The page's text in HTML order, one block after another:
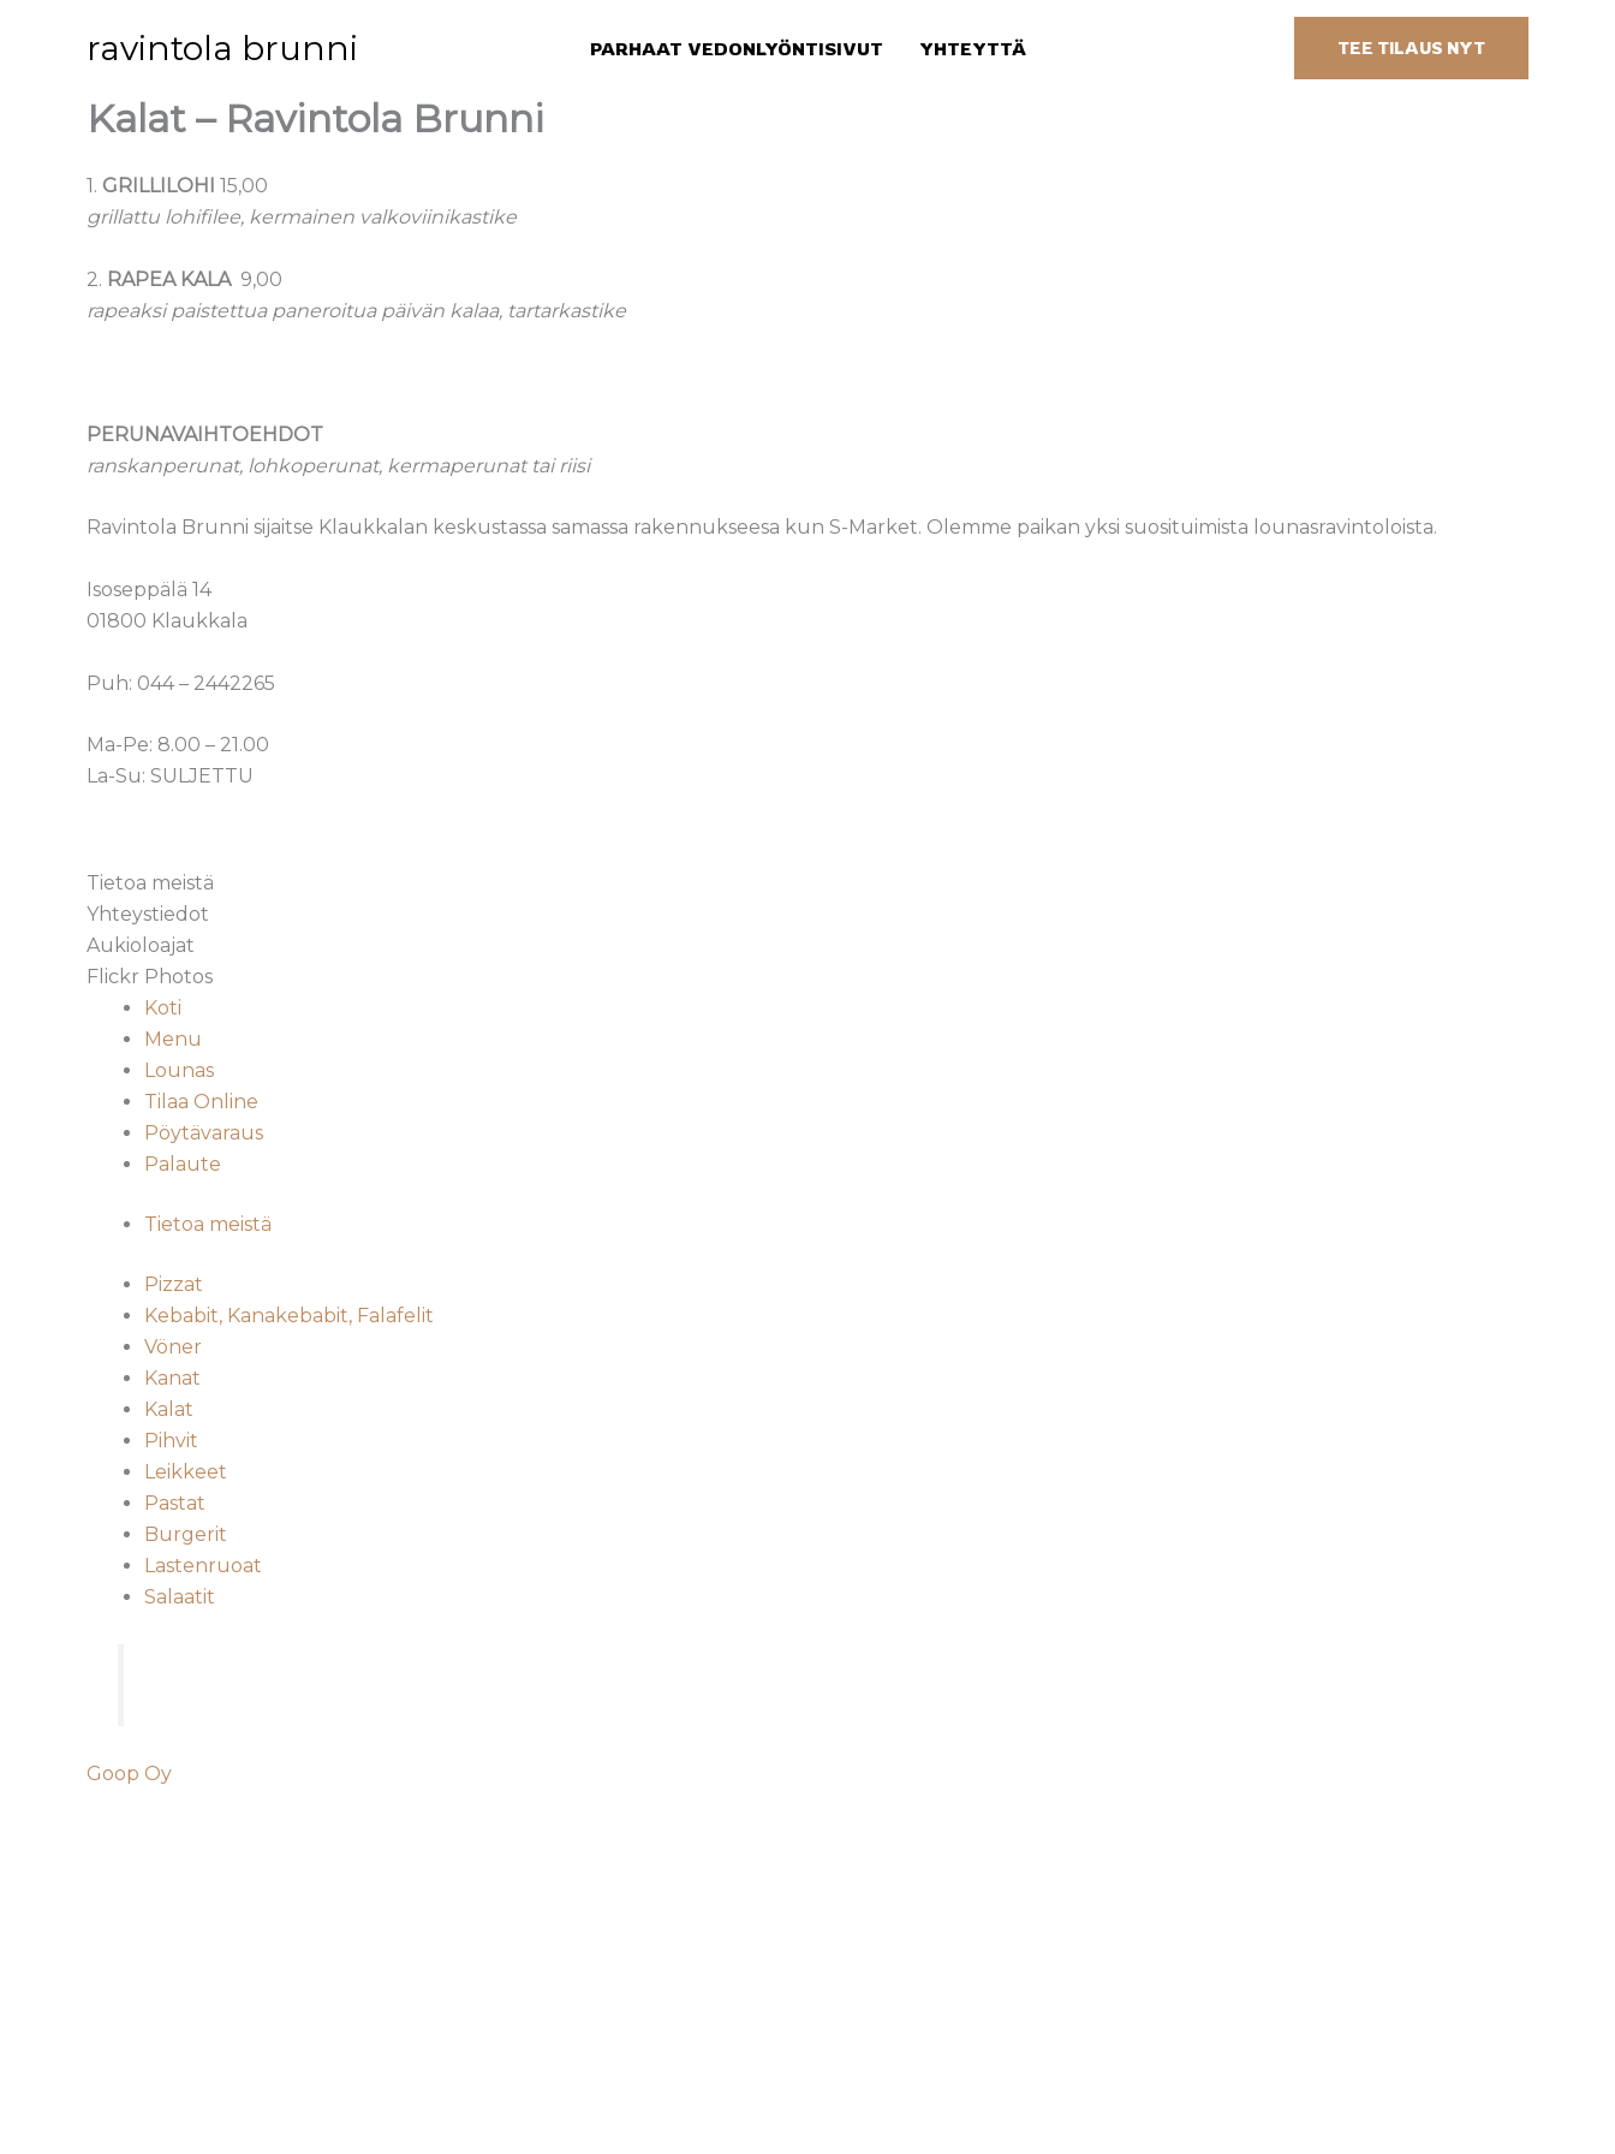
ravintola brunni PARHAAT VEDONLYÖNTISIVUT YHTEYTTÄ TEE TILAUS NYT
Kalat – Ravintola Brunni
1. GRILLILOHI 15,00
grillattu lohifilee, kermainen valkoviinikastike
2. RAPEA KALA9,00
rapeaksi paistettua paneroitua päivän kalaa, tartarkastike
PERUNAVAIHTOEHDOT
ranskanperunat, lohkoperunat, kermaperunat tai riisi
Ravintola Brunni sijaitse Klaukkalan keskustassa samassa rakennukseesa kun S-Market. Olemme paikan yksi suosituimista lounasravintoloista.
Isoseppälä 14
01800 Klaukkala
Puh: 044 – 2442265
Ma-Pe: 8.00 – 21.00
La-Su: SULJETTU
Tietoa meistä
Yhteystiedot
Aukioloajat
Flickr Photos
Koti
Menu
Lounas
Tilaa Online
Pöytävaraus
Palaute
Tietoa meistä
Pizzat
Kebabit, Kanakebabit, Falafelit
Vöner
Kanat
Kalat
Pihvit
Leikkeet
Pastat
Burgerit
Lastenruoat
Salaatit
Goop Oy